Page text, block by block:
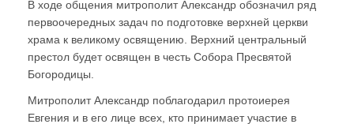
В ходе общения митрополит Александр обозначил ряд
первоочередных задач по подготовке верхней церкви
храма к великому освящению. Верхний центральный
престол будет освящен в честь Собора Пресвятой
Богородицы.
Митрополит Александр поблагодарил протоиерея
Евгения и в его лице всех, кто принимает участие в